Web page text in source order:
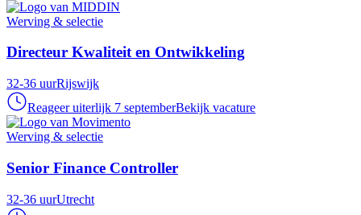
Werving & selectie
Directeur Kwaliteit en Ontwikkeling
32-36 uurRijswijk
Reageer uiterlijk 7 septemberBekijk vacature
Werving & selectie
Senior Finance Controller
32-36 uurUtrecht